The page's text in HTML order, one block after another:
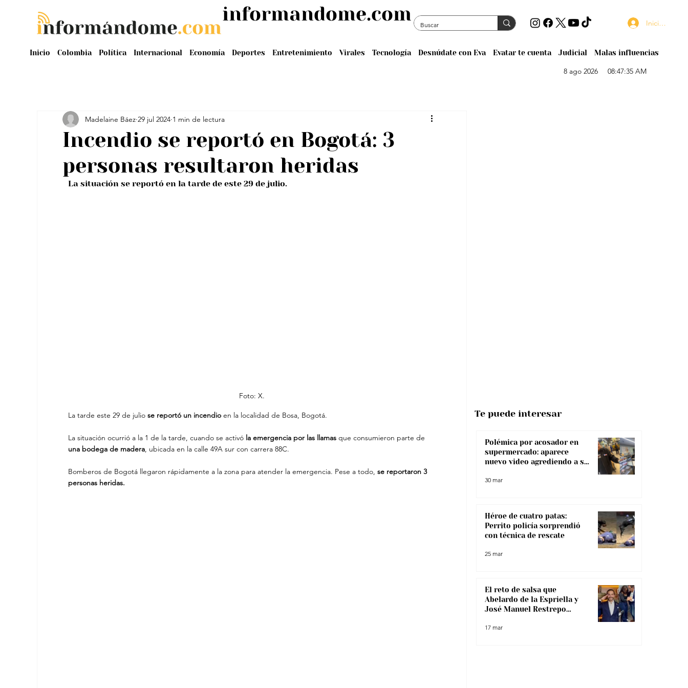
Inicio Colombia Política Internacional Economía Deportes Entretenimiento Virales Tecnología Desnúdate con Eva Evatar te cuenta Judicial Malas influencias
Iniciar sesión
8 ago 2026 08:47:35 AM
informandome.com
Incendio se reportó en Bogotá: 3
personas resultaron heridas
Madelaine Báez 29 jul 2024 1 min de lectura
La situación se reportó en la tarde de este 29 de julio.
Foto: X.
La tarde este 29 de julio se reportó un incendio en la localidad de Bosa, Bogotá.
La situación ocurrió a la 1 de la tarde, cuando se activó la emergencia por las llamas que consumieron parte de
una bodega de madera, ubicada en la calle 49A sur con carrera 88C.
Bomberos de Bogotá llegaron rápidamente a la zona para atender la emergencia. Pese a todo, se reportaron 3
personas heridas.
Polémica por acosador en
supermercado: aparece
nuevo video agrediendo a su
30 mar
Héroe de cuatro patas:
Perrito policía sorprendió
con técnica de rescate
25 mar
El reto de salsa que
Abelardo de la Espriella y
José Manuel Restrepo
17 mar
Te puede interesar